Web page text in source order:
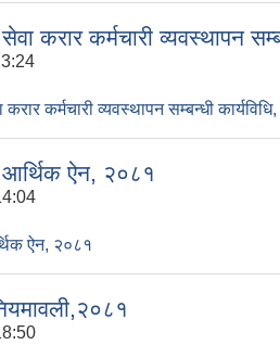
सेवा करार कर्मचारी व्यवस्थापन
करार कर्मचारी व्यवस्थापन सम्बन्धी
आर्थिक ऐन, २०८१
ऐन, २०८१